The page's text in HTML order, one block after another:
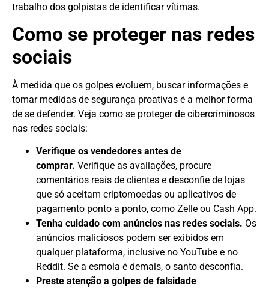
trabalho dos golpistas de identificar vítimas.
Como se proteger nas redes
sociais
À medida que os golpes evoluem, buscar informações e
tomar medidas de segurança proativas é a melhor forma
de se defender. Veja como se proteger de cibercriminosos
nas redes sociais:
Verifique os vendedores antes de
comprar. Verifique as avaliações, procure
comentários reais de clientes e desconfie de lojas
que só aceitam criptomoedas ou aplicativos de
pagamento ponto a ponto, como Zelle ou Cash App.
Tenha cuidado com anúncios nas redes sociais. Os
anúncios maliciosos podem ser exibidos em
qualquer plataforma, inclusive no YouTube e no
Reddit. Se a esmola é demais, o santo desconfia.
Preste atenção a golpes de falsidade